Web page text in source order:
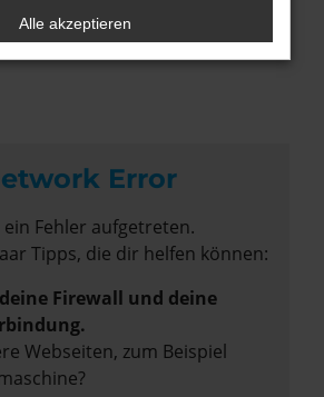
Error
ein Fehler aufgetreten.
Tipps, die dir helfen können:
Firewall und deine
Webseiten, zum Beispiel
Alle akzeptieren